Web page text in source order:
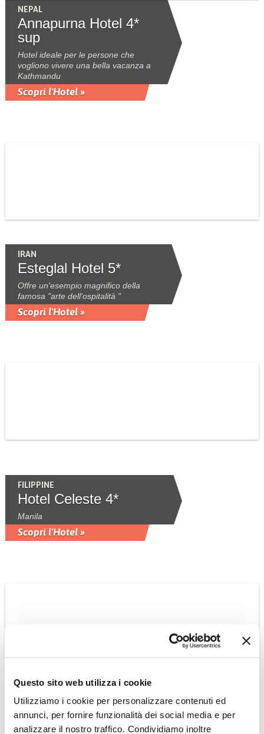
Questo sito web utilizza i cookie
Utilizziamo i cookie per personalizzare contenuti ed
annunci, per fornire funzionalità dei social media e per
analizzare il nostro traffico. Condividiamo inoltre
NEPAL
Annapurna Hotel 4*
sup
Hotel ideale per le persone che
vogliono vivere una bella vacanza a
Kathmandu
Scopri l'Hotel »
IRAN
Esteglal Hotel 5*
Offre un'esempio magnifico della
famosa "arte dell'ospitalità "
Scopri l'Hotel »
FILIPPINE
Hotel Celeste 4*
Manila
Scopri l'Hotel »
Hotel Dusit Thani 5*
Centralissimo, a pochi minuti a piedi